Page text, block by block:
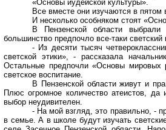
«Основы иудейской культуры».
Все вместе они изучаются в
И несколько особняком стоят
В Пензенской области
большинство предпочло все-таки светский
- Из десяти тысяч
светской этики», - рассказала
Остальные предпочли «Основы мировых
светское воспитание.
В Пензенской области живут и
Плюс огромное количество атеистов,
выбор неудивителен.
- На мой взгляд, это правильно, -
в семье. А в школе будут изучать